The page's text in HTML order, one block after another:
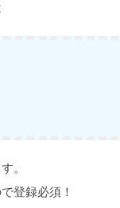
。
登録必須！